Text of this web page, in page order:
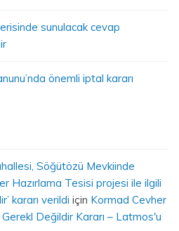
sunulacak cevap
önemli iptal kararı
Söğütözü Mevkiinde
Hazırlama Tesisi projesi ile ilgili
kararı verildi için Kormad Cevher
Değildir Kararı – Latmos'u